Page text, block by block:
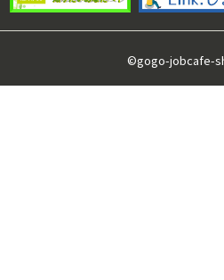
©gogo-jobcafe-